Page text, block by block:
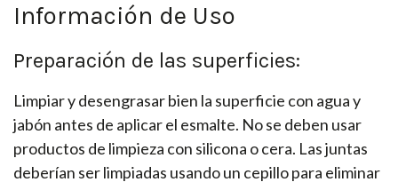
Información de Uso
Preparación de las superficies:
Limpiar y desengrasar bien la superficie con agua y
jabón antes de aplicar el esmalte. No se deben usar
productos de limpieza con silicona o cera. Las juntas
deberían ser limpiadas usando un cepillo para eliminar